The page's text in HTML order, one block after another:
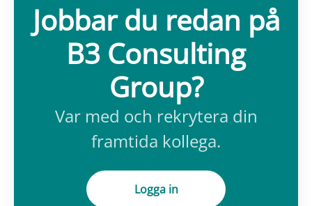
Jobbar du redan på
B3 Consulting
Group?
Var med och rekrytera din
framtida kollega.
Logga in